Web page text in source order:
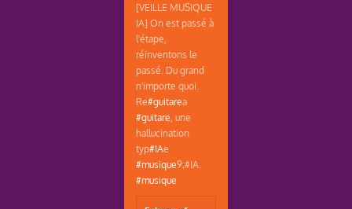
[VEILLE MUSIQUE
IA] On est passé à
l'étape,
réinventons le
passé. Du grand
n'importe quoi.
Re#guitarea
#guitare, une
hallucination
typ#IAe
#musique9;#IA.
#musique